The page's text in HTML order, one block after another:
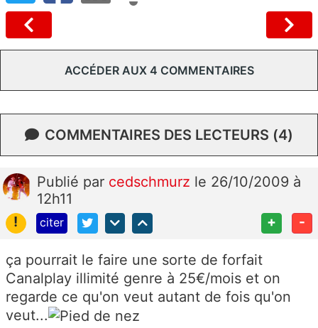
ACCÉDER AUX 4 COMMENTAIRES
COMMENTAIRES DES LECTEURS (4)
Publié par cedschmurz le 26/10/2009 à
12h11
!
citer + -
ça pourrait le faire une sorte de forfait
Canalplay illimité genre à 25€/mois et on
regarde ce qu'on veut autant de fois qu'on
veut...